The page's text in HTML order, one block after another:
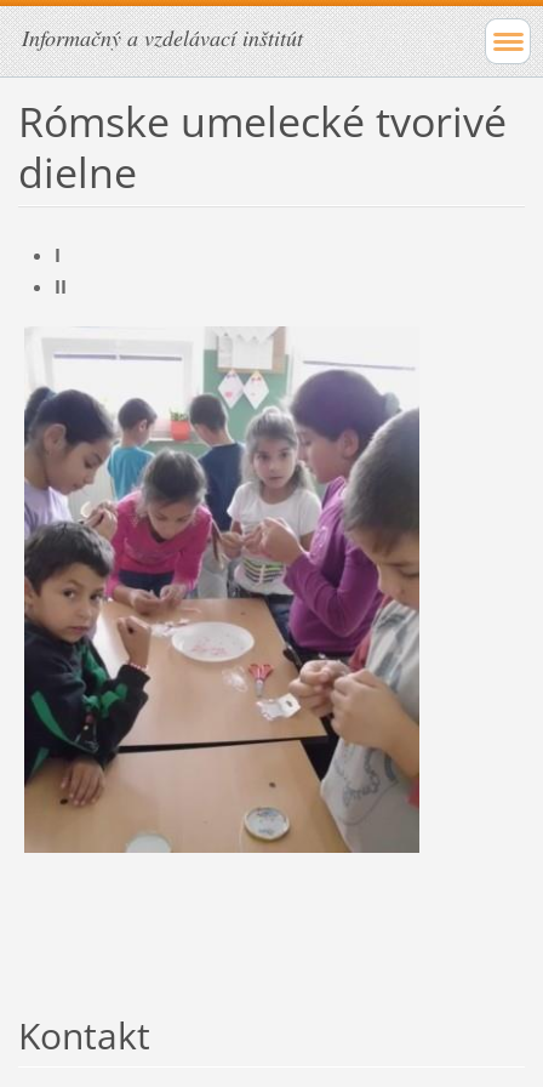
Informačný a vzdelávací inštitút
Rómske umelecké tvorivé
dielne
I
II
Kontakt